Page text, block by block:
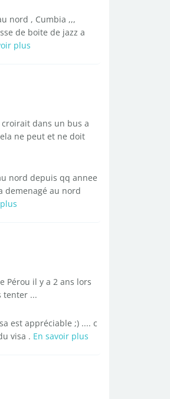
nord , Cumbia ,,,
de boite de jazz a
plus
dans un bus a
ne peut et ne doit
nord depuis qq annee
demenagé au nord
Pérou il y a 2 ans lors
tenter ...
est appréciable ;) .... c
visa . En savoir plus